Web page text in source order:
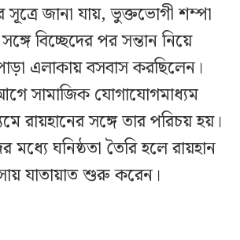
সূত্রে জানা যায়, ভুক্তভোগী শম্পা
সঙ্গে বিচ্ছেদের পর সন্তান নিয়ে
এলাকায় বসবাস করছিলেন।
সামাজিক যোগাযোগমাধ্যম
রায়হানের সঙ্গে তার পরিচয় হয়।
মধ্যে ঘনিষ্ঠতা তৈরি হলে রায়হান
যাতায়াত শুরু করেন।